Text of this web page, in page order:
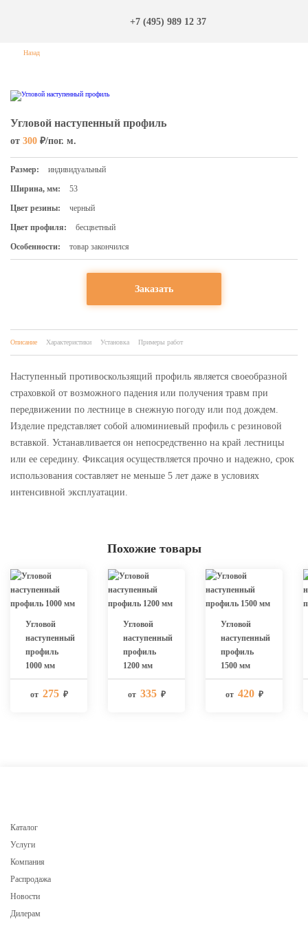
+7 (495) 989 12 37
Назад
Угловой наступенный профиль
от 300 ₽/пог. м.
Размер:
индивидуальный
Ширина, мм:
53
Цвет резины:
черный
Цвет профиля:
бесцветный
Особенности:
товар закончился
Заказать
Описание Характеристики Установка Примеры работ
Наступенный противоскользящий профиль является своеобразной
страховкой от возможного падения или получения травм при
передвижении по лестнице в снежную погоду или под дождем.
Изделие представляет собой алюминиевый профиль с резиновой
вставкой. Устанавливается он непосредственно на край лестницы
или ее середину. Фиксация осуществляется прочно и надежно, срок
использования составляет не меньше 5 лет даже в условиях
интенсивной эксплуатации.
Похожие товары
Угловой
наступенный
профиль
1000 мм
от 275 ₽
Угловой
наступенный
профиль
1200 мм
от 335 ₽
Угловой
наступенный
профиль
1500 мм
от 420 ₽
Каталог
Услуги
Компания
Распродажа
Новости
Дилерам